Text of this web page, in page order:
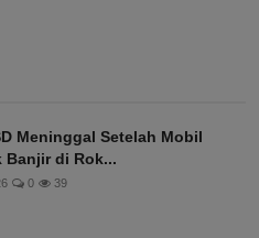
Meninggal Setelah Mobil
Banjir di Rok...
0 39